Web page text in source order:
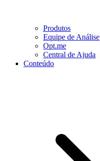
Produtos
Equipe de Análise
Opt.me
Central de Ajuda
Conteúdo